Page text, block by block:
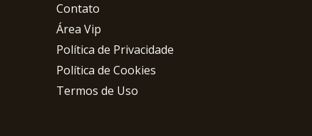
Contato
Área Vip
Política de Privacidade
Política de Cookies
Termos de Uso